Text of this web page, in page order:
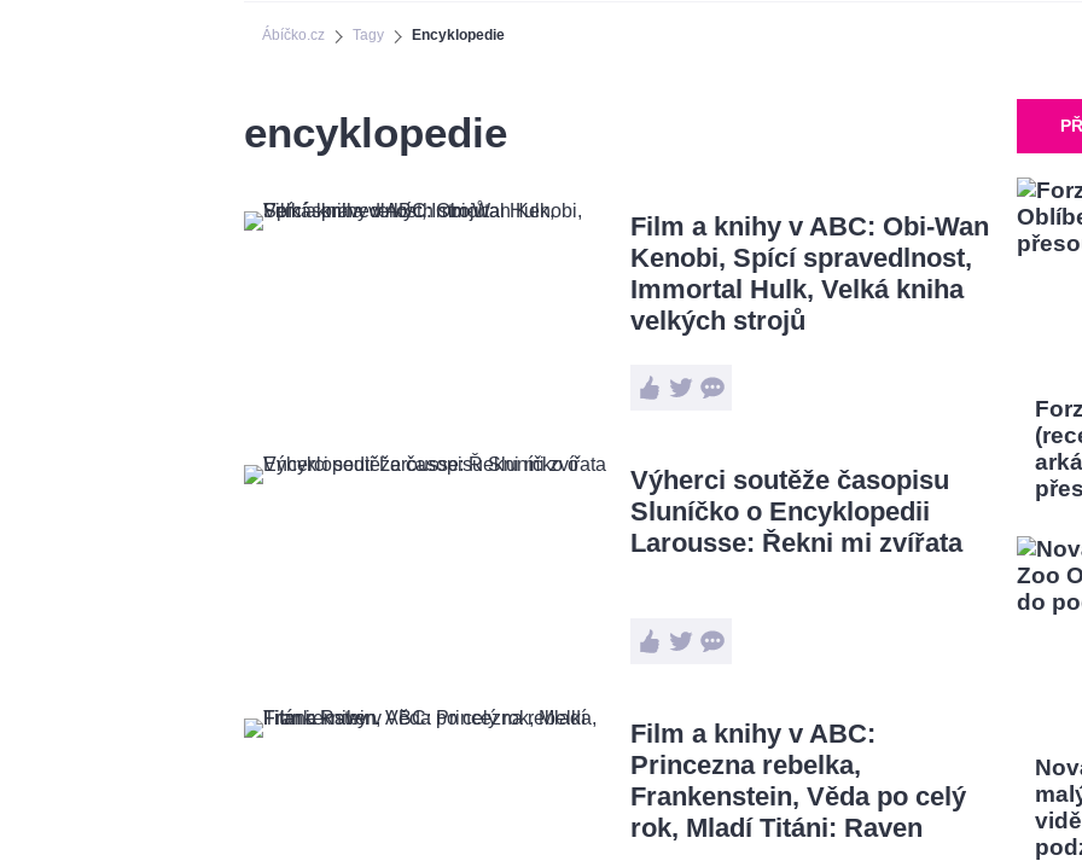
Ábíčko.cz Tagy Encyklopedie
encyklopedie
Film a knihy v ABC: Obi-Wan
Kenobi, Spící spravedlnost,
Immortal Hulk, Velká kniha
velkých strojů
Výherci soutěže časopisu
Sluníčko o Encyklopedii
Larousse: Řekni mi zvířata
Film a knihy v ABC:
Princezna rebelka,
Frankenstein, Věda po celý
rok, Mladí Titáni: Raven